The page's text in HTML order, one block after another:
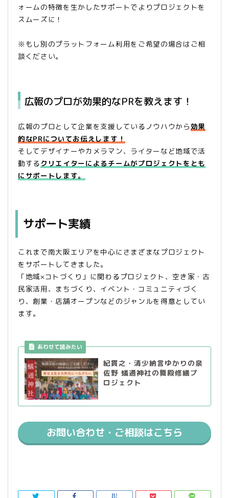
ォームの特徴を生かしたサポートでよりプロジェクトを
スムーズに！
※もし別のプラットフォーム利用をご希望の場合はご相
談ください。
広報のプロが効果的なPRを教えます！
広報のプロとして企業を支援しているノウハウから効果
的なPRについてお伝えします！
そしてデザイナーやカメラマン、ライターなど地域で活
動する クリエイターによるチームがプロジェクトをとも
にサポートします。
サポート実績
これまで南大阪エリアを中心にさまざまなプロジェクト
をサポートしてきました。
「地域×コトづくり」に関わるプロジェクト、空き家・古
民家活用、まちづくり、イベント・コミュニティづく
り、創業・店舗オープンなどのジャンルを得意としてい
ます。
紀貫之・清少納言ゆかりの泉
佐野 蟻通神社の舞殿修繕プ
ロジェクト
お問い合わせ・ご相談はこちら